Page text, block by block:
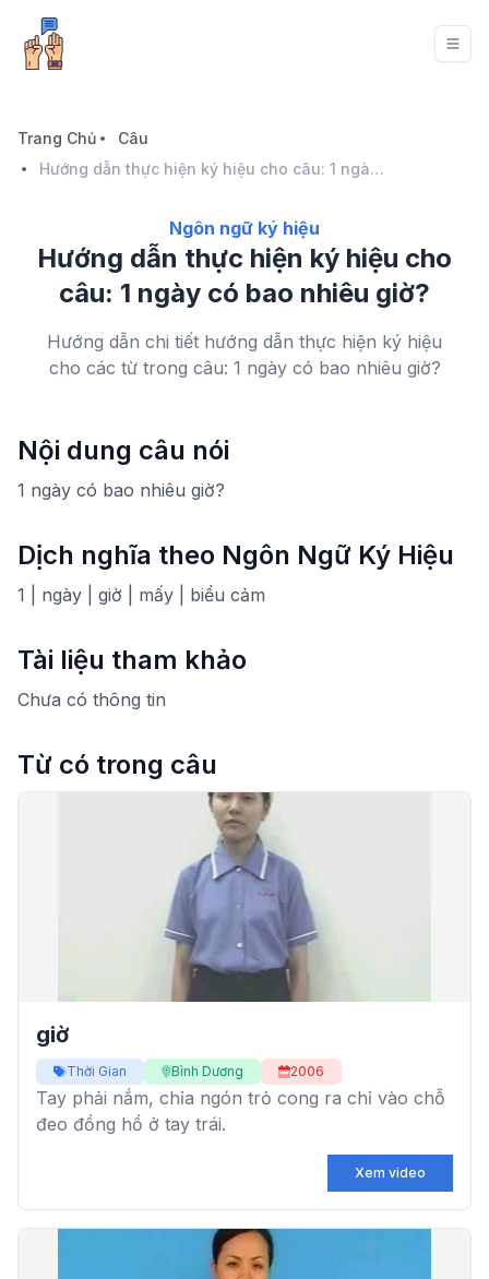
Trang Chủ
Câu
Hướng dẫn thực hiện ký hiệu cho câu: 1 ngày có bao nhiêu giờ?
Ngôn ngữ ký hiệu
Hướng dẫn thực hiện ký hiệu cho
câu: 1 ngày có bao nhiêu giờ?
Hướng dẫn chi tiết hướng dẫn thực hiện ký hiệu
cho các từ trong câu: 1 ngày có bao nhiêu giờ?
Nội dung câu nói
1 ngày có bao nhiêu giờ?
Dịch nghĩa theo Ngôn Ngữ Ký Hiệu
1 | ngày | giờ | mấy | biểu cảm
Tài liệu tham khảo
Chưa có thông tin
Từ có trong câu
giờ
Thời Gian Bình Dương 2006
Tay phải nắm, chỉa ngón trỏ cong ra chỉ vào chỗ
đeo đồng hồ ở tay trái.
Xem video